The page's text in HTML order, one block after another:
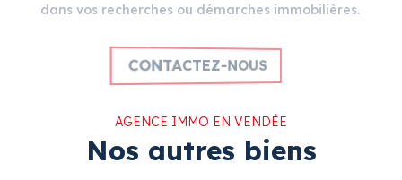
dans vos recherches ou démarches immobilières.
CONTACTEZ-NOUS
AGENCE IMMO EN VENDÉE
Nos autres biens